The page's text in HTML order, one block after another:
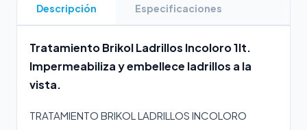
Descripción Especificaciones
Tratamiento Brikol Ladrillos Incoloro 1lt.
Impermeabiliza y embellece ladrillos a la
vista.
TRATAMIENTO BRIKOL LADRILLOS INCOLORO